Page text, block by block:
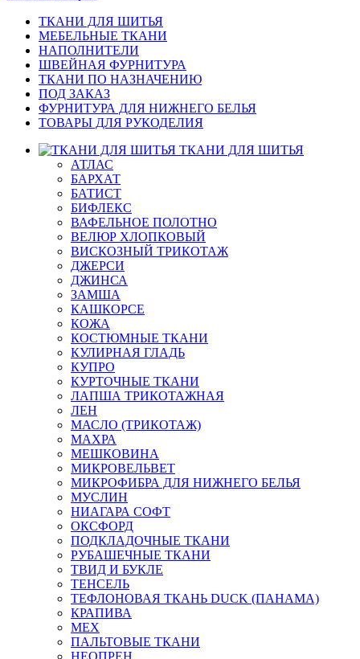
ТКАНИ ДЛЯ ШИТЬЯ
МЕБЕЛЬНЫЕ ТКАНИ
НАПОЛНИТЕЛИ
ШВЕЙНАЯ ФУРНИТУРА
ТКАНИ ПО НАЗНАЧЕНИЮ
ПОД ЗАКАЗ
ФУРНИТУРА ДЛЯ НИЖНЕГО БЕЛЬЯ
ТОВАРЫ ДЛЯ РУКОДЕЛИЯ
ТКАНИ ДЛЯ ШИТЬЯ
АТЛАС
БАРХАТ
БАТИСТ
БИФЛЕКС
ВАФЕЛЬНОЕ ПОЛОТНО
ВЕЛЮР ХЛОПКОВЫЙ
ВИСКОЗНЫЙ ТРИКОТАЖ
ДЖЕРСИ
ДЖИНСА
ЗАМША
КАШКОРСЕ
КОЖА
КОСТЮМНЫЕ ТКАНИ
КУЛИРНАЯ ГЛАДЬ
КУПРО
КУРТОЧНЫЕ ТКАНИ
ЛАПША ТРИКОТАЖНАЯ
ЛЕН
МАСЛО (ТРИКОТАЖ)
МАХРА
МЕШКОВИНА
МИКРОВЕЛЬВЕТ
МИКРОФИБРА ДЛЯ НИЖНЕГО БЕЛЬЯ
МУСЛИН
НИАГАРА СОФТ
ОКСФОРД
ПОДКЛАДОЧНЫЕ ТКАНИ
РУБАШЕЧНЫЕ ТКАНИ
ТВИД И БУКЛЕ
ТЕНСЕЛЬ
ТЕФЛОНОВАЯ ТКАНЬ DUCK (ПАНАМА)
КРАПИВА
МЕХ
ПАЛЬТОВЫЕ ТКАНИ
НЕОПРЕН